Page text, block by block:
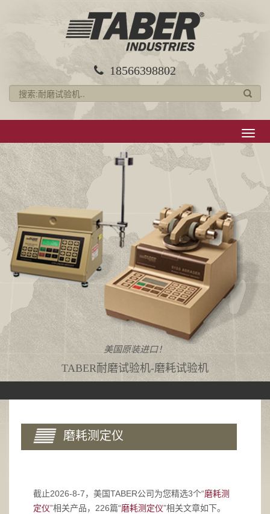
18566398802
导
航
美国原装进口！
TABER耐磨试验机-磨耗试验机
磨耗测定仪
截止2026-8-7，美国TABER公司为您精选3个“磨耗测
定仪”相关产品，226篇“磨耗测定仪”相关文章如下。